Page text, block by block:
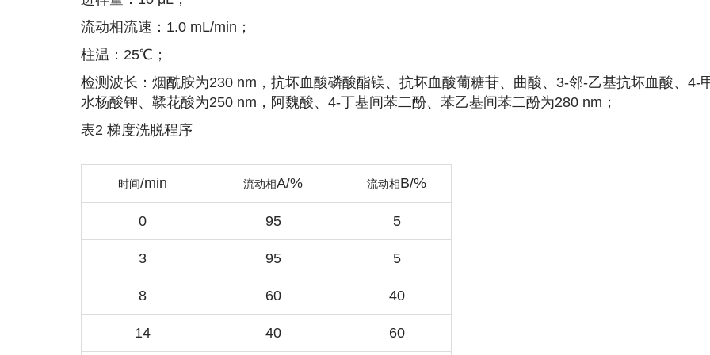
流动相流速：1.0 mL/min；
柱温：25℃；
检测波长：烟酰胺为230 nm，抗坏血酸磷酸酯镁、抗坏血酸葡糖苷、曲酸、3-邻-乙基抗坏血酸、4-
水杨酸钾、鞣花酸为250 nm，阿魏酸、4-丁基间苯二酚、苯乙基间苯二酚为280 nm；
表2 梯度洗脱程序
时间/min 流动相A/% 流动相 B/%
0 95 5
3 95 5
8 60 40
14 40 60